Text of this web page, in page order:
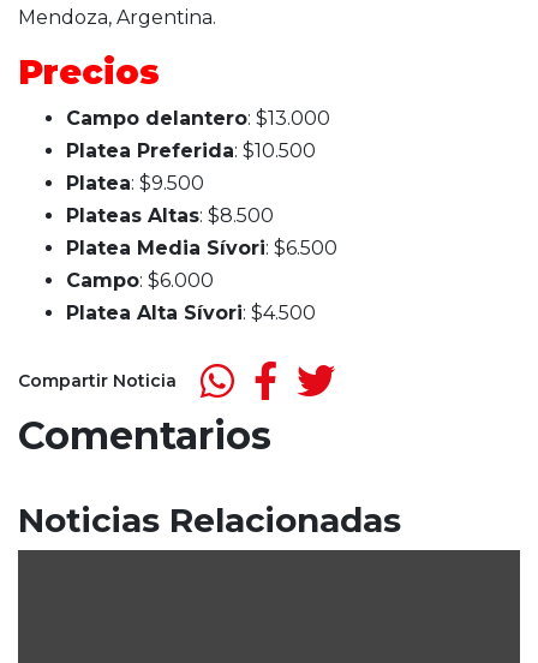
Precios
Campo delantero: $13.000
Platea Preferida: $10.500
Platea: $9.500
Plateas Altas: $8.500
Platea Media Sívori: $6.500
Campo: $6.000
Platea Alta Sívori: $4.500
Compartir Noticia
Comentarios
Noticias Relacionadas